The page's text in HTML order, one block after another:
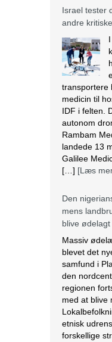
Israel tester
andre
transportere
medicin til
IDF i felten.
autonom
Rambam
landede 13
Galilee
[…] [Læs
Den
mens
blive ødelagt
Massiv
blevet det
samfund i
den
regionen
med at blive
etnisk
forskellige